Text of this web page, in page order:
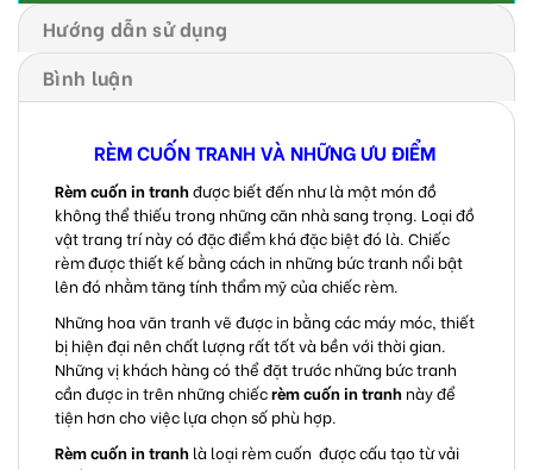
Hướng dẫn sử dụng
Bình luận
RÈM CUỐN TRANH VÀ NHỮNG ƯU ĐIỂM
Rèm cuốn in tranhđược biết đến như là một món đồ
không thể thiếu trong những căn nhà sang trọng. Loại đồ
vật trang trí này có đặc điểm khá đặc biệt đó là. Chiếc
rèm được thiết kế bằng cách in những bức tranh nổi bật
lên đó nhằm tăng tính thẩm mỹ của chiếc rèm.
Những hoa văn tranh vẽ được in bằng các máy móc, thiết
bị hiện đại nên chất lượng rất tốt và bền với thời gian.
Những vị khách hàng có thể đặt trước những bức tranh
cần được in trên những chiếcrèm cuốn in tranh này để
tiện hơn cho việc lựa chọn số phù hợp.
Rèm cuốn in tranh là loại rèm cuốn được cấu tạo từ vải